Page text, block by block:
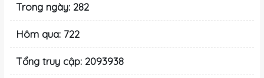
Trong ngày: 282
Hôm qua: 722
Tổng truy cập: 2093938